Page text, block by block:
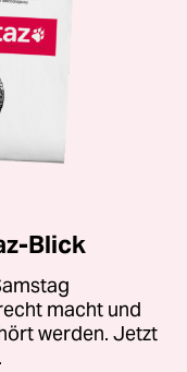
Blick
macht und
werden. Jetzt